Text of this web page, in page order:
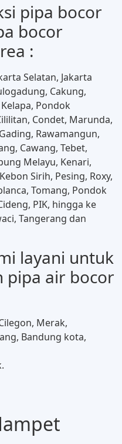
pipa bocor
bocor
:
Selatan, Jakarta
Cakung,
Pondok
Condet, Marunda,
Rawamangun,
Cawang, Tebet,
Melayu, Kenari,
Sirih, Pesing, Roxy,
Tomang, Pondok
PIK, hingga ke
Tangerang dan
layani untuk
pipa air bocor
Merak,
Bandung kota,